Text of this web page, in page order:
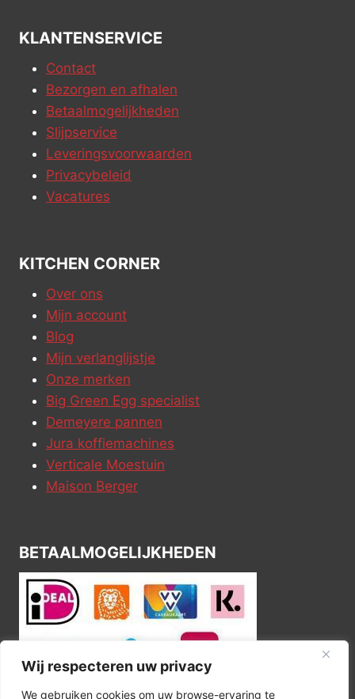
Wij respecteren uw privacy
We gebruiken cookies om uw browse-ervaring te
KLANTENSERVICE
Contact
Bezorgen en afhalen
Betaalmogelijkheden
Slijpservice
Leveringsvoorwaarden
Privacybeleid
Vacatures
KITCHEN CORNER
Over ons
Mijn account
Blog
Mijn verlanglijstje
Onze merken
Big Green Egg specialist
Demeyere pannen
Jura koffiemachines
Verticale Moestuin
Maison Berger
BETAALMOGELIJKHEDEN